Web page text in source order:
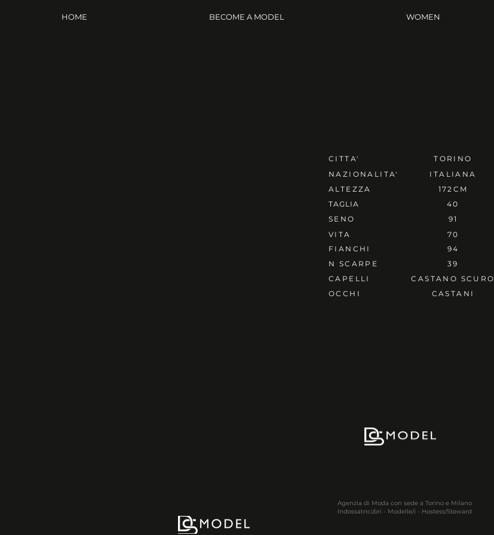
HOME BECOME A MODEL WOMEN
ITALIANA
172CM
40
91
70
94
39
CASTANO SCURO
CASTANI
TORINO
NAZIONALITA'
ALTEZZA
TAGLIA
SENO
VITA
FIANCHI
N SCARPE
CAPELLI
OCCHI
CITTA'
Agenzia di Moda con sede a Torino e Milano
Indossatrici/ori - Modelle/i - Hostess/Steward